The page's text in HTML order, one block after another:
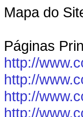
Mapa do
Páginas
http://
http://
http://
http://